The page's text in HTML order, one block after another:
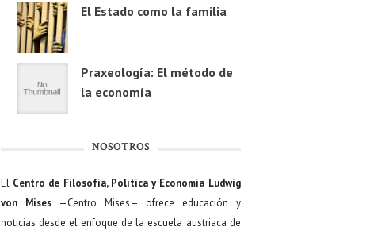
El Estado como la familia
Praxeología: El método de
la economía
NOSOTROS
El Centro de Filosofía, Política y Economía Ludwig
von Mises—Centro Mises— ofrece educación y
noticias desde el enfoque de la escuela austriaca de